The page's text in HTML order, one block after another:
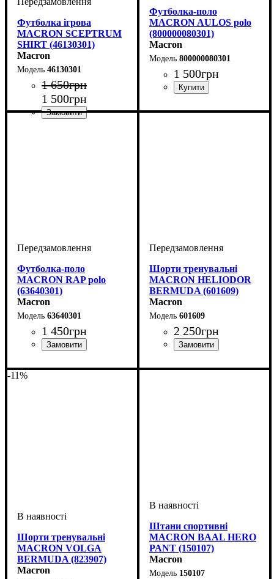
Футболка ігрова
MACRON SCEPTRUM
SHIRT (46130301)
Macron
46130301
1 650грн
1 500грн
Футболка-поло
MACRON AULOS polo
(800000080301)
Macron
800000080301
1 500грн
Футболка-поло
MACRON RAP polo
(63640301)
Macron
63640301
1 450грн
Шорти тренувальні
MACRON HELIODOR
BERMUDA (601609)
Macron
601609
2 250грн
-11%
Шорти тренувальні
MACRON VOLGA
BERMUDA (823907)
Macron
Штани спортивні
MACRON BAAL HERO
PANT (150107)
Macron
150107